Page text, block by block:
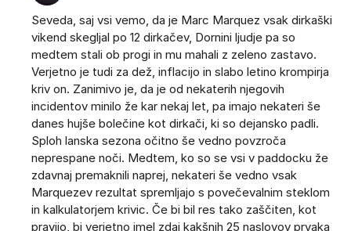
Seveda, saj vsi vemo, da je Marc Marquez vsak dirkaški
vikend skegljal po 12 dirkačev, Dornini ljudje pa so
medtem stali ob progi in mu mahali z zeleno zastavo.
Verjetno je tudi za dež, inflacijo in slabo letino krompirja
kriv on. Zanimivo je, da je od nekaterih njegovih
incidentov minilo že kar nekaj let, pa imajo nekateri še
danes hujše bolečine kot dirkači, ki so dejansko padli.
Sploh lanska sezona očitno še vedno povzroča
neprespane noči. Medtem, ko so se vsi v paddocku že
zdavnaj premaknili naprej, nekateri še vedno vsak
Marquezev rezultat spremljajo s povečevalnim steklom
in kalkulatorjem krivic. Če bi bil res tako zaščiten, kot
pravijo, bi verjetno imel zdaj kakšnih 25 naslovov prvaka